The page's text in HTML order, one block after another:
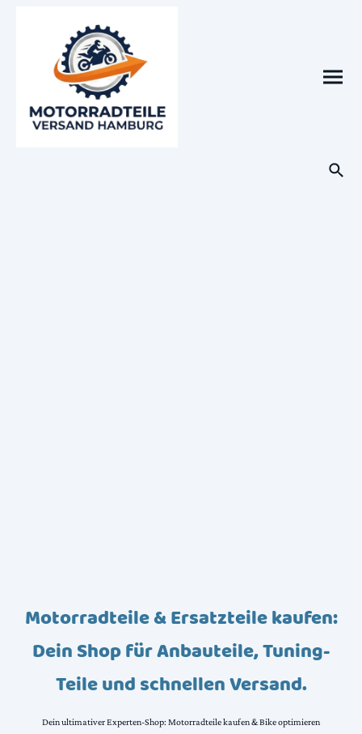
Motorradteile & Ersatzteile kaufen:
Dein Shop für Anbauteile, Tuning-
Teile und schnellen Versand.
Dein ultimativer Experten-Shop: Motorradteile kaufen & Bike optimieren